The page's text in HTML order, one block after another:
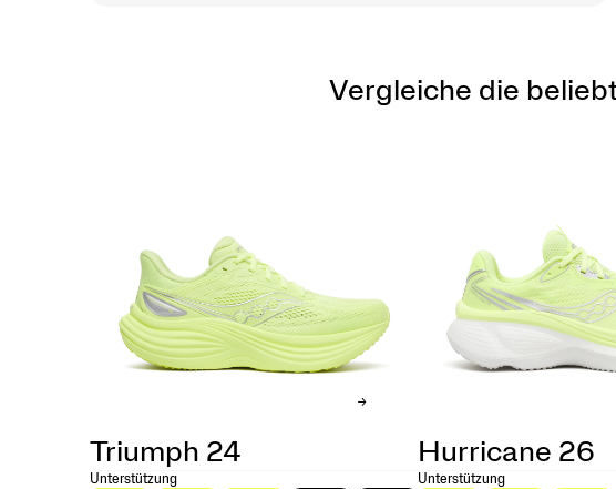
Vergleiche die
Triumph 24
Unterstützung
Hurricane 26
Unterstützung